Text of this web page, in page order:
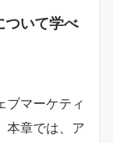
ついて学べ
ブマーケティ
本章では、ア